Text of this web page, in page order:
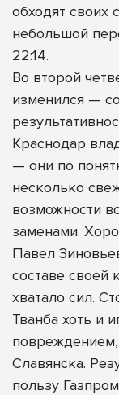
обходят своих
небольшой
22:14.
Во второй
изменился —
Краснодар
— они по
несколько
возможности
заменами.
Павел
составе
хватало сил.
Тванба хоть и
Славянска.
пользу